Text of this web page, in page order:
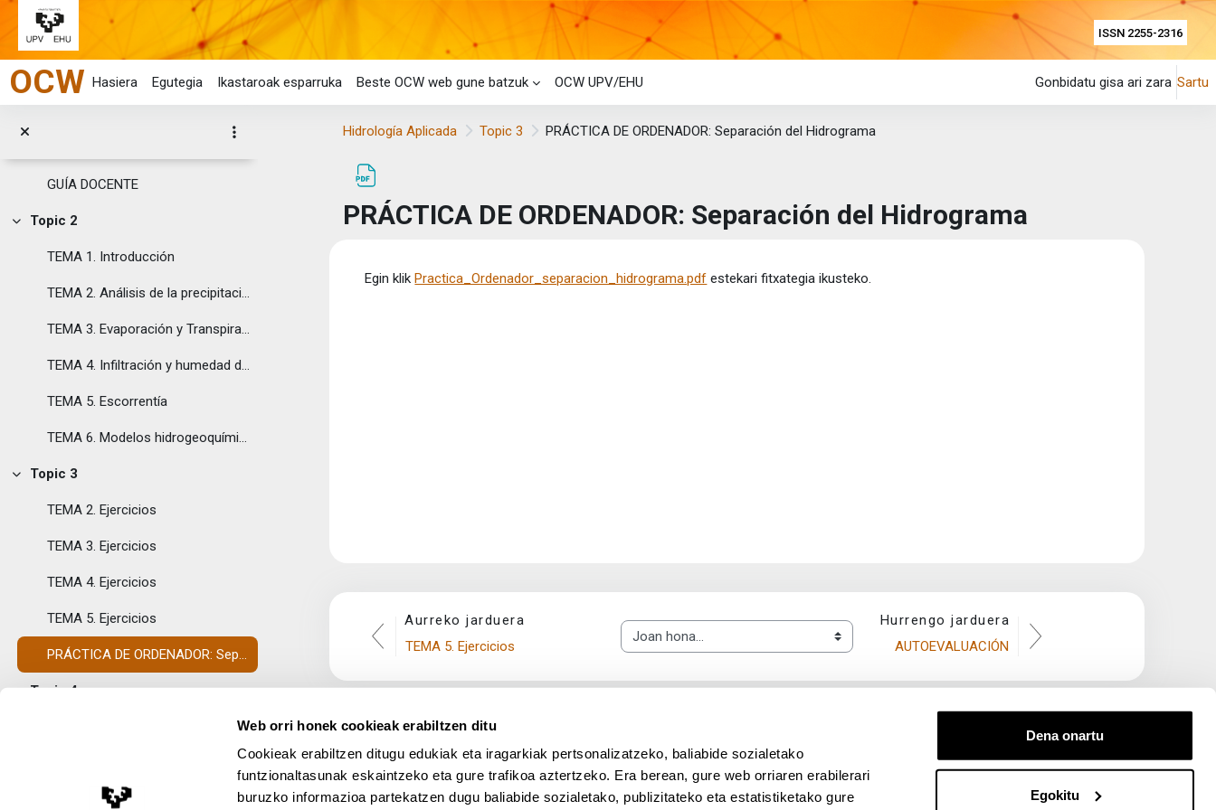
Web orri honek cookieak erabiltzen ditu
Cookieak erabiltzen ditugu edukiak eta iragarkiak pertsonalizatzeko, baliabide sozialetako
funtzionaltasunak eskaintzeko eta gure trafikoa aztertzeko. Era berean, gure web orriaren erabilerari
buruzko informazioa partekatzen dugu baliabide sozialetako, publizitateko eta estatistiketako gure
Dena onartu
Egokitu
ISSN 2255-2316
Joan eduki nagusira zuzenean
OCW Hasiera Egutegia Ikastaroak esparruka Beste OCW web gune batzuk OCW UPV/EHU Gonbidatu gisa ari zara Sartu
Tolestu
Orokorra
Cite/attribute Resource. Esta obra se publica bajo...
Tolestu
GUÍA DOCENTE
Tolestu
Topic 2
TEMA 1. Introducción
TEMA 2. Análisis de la precipitación
TEMA 3. Evaporación y Transpiración
TEMA 4. Infiltración y humedad del suelo
TEMA 5. Escorrentía
TEMA 6. Modelos hidrogeoquímicos
Tolestu
Topic 3
TEMA 2. Ejercicios
TEMA 3. Ejercicios
TEMA 4. Ejercicios
TEMA 5. Ejercicios
PRÁCTICA DE ORDENADOR: Separación del Hidrograma
Topic 4
RESULTADO DE LA AUTOEVALUACIÓN
Hidrología Aplicada Topic 3 PRÁCTICA DE ORDENADOR: Separación del Hidrograma
PRÁCTICA DE ORDENADOR: Separación del Hidrograma
Egin klikPractica_Ordenador_separacion_hidrograma.pdf estekari fitxategia ikusteko.
Aurreko jarduera
TEMA 5. Ejercicios
Joan hona...
Hurrengo jarduera
AUTOEVALUACIÓN
Lege Oharra App deskargatu UPV/EHU en Facebook (abre ventana nueva)
UPV/EHU en Twitter (abre ventana nueva)
UPV/EHU en LinkedIn (abre ventana nueva)
UPV/EHU en YouTube (abre ventana nueva)